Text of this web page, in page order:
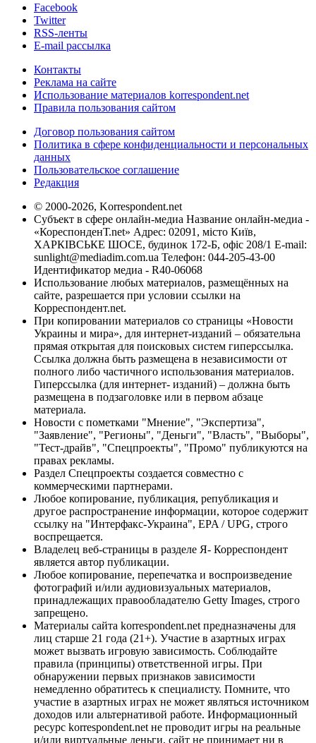
Facebook
Twitter
RSS-ленты
E-mail рассылка
Контакты
Реклама на сайте
Использование материалов korrespondent.net
Правила пользования сайтом
Договор пользования сайтом
Политика в сфере конфиденциальности и персональных
данных
Пользовательское соглашение
Редакция
© 2000-2026, Korrespondent.net
Субъект в сфере онлайн-медиа Название онлайн-медиа -
«КореспонденТ.net» Адрес: 02091, місто Київ,
ХАРКІВСЬКЕ ШОСЕ, будинок 172-Б, офіс 208/1 E-mail:
sunlight@mediadim.com.ua Телефон: 044-205-43-00
Идентификатор медиа - R40-06068
Использование любых материалов, размещённых на
сайте, разрешается при условии ссылки на
Корреспондент.net.
При копировании материалов со страницы «Новости
Украины и мира», для интернет-изданий – обязательна
прямая открытая для поисковых систем гиперссылка.
Ссылка должна быть размещена в независимости от
полного либо частичного использования материалов.
Гиперссылка (для интернет- изданий) – должна быть
размещена в подзаголовке или в первом абзаце
материала.
Новости с пометками "Мнение", "Экспертиза",
"Заявление", "Регионы", "Деньги", "Власть", "Выборы",
"Тест-драйв", "Спецпроекты", "Промо" публикуются на
правах рекламы.
Раздел Спецпроекты создается совместно с
коммерческими партнерами.
Любое копирование, публикация, републикация и
другое распространение информации, которое содержит
ссылку на "Интерфакс-Украина", EPA / UPG, строго
воспрещается.
Владелец веб-страницы в разделе Я- Корреспондент
является автор публикации.
Любое копирование, перепечатка и воспроизведение
фотографий и/или аудиовизуальных материалов,
принадлежащих правообладателю Getty Images, строго
запрещено.
Материалы сайта korrespondent.net предназначены для
лиц старше 21 года (21+). Участие в азартных играх
может вызвать игровую зависимость. Соблюдайте
правила (принципы) ответственной игры. При
обнаружении первых признаков зависимости
немедленно обратитесь к специалисту. Помните, что
участие в азартных играх не может являться источником
доходов или альтернативой работе. Информационный
ресурс korrespondent.net не проводит игры на реальные
и/или виртуальные деньги, сайт не принимает ни в